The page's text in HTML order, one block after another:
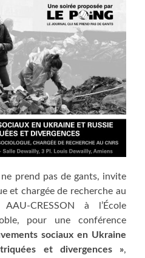
prend pas de gants, invite
et chargée de recherche au
CRESSON à l’École
pour une conférence
sociaux en Ukraine
et divergences »,